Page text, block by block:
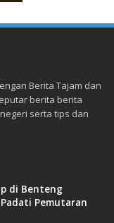
Berita Tajam dan
berita berita
serta tips dan
di Benteng
Pemutaran